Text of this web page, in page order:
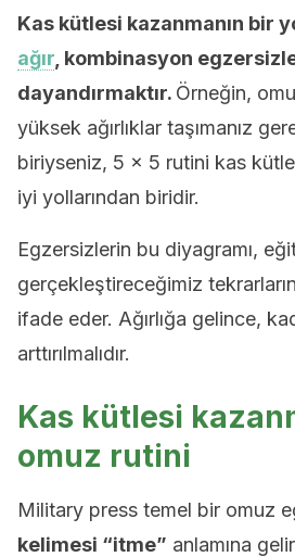
Kas kütlesi kazanmanın bir
ağır , kombinasyon
dayandırmaktır. Örneğin,
yüksek ağırlıklar taşımanız
biriyseniz, 5 x 5 rutini kas
iyi yollarından biridir.
Egzersizlerin bu diyagramı,
gerçekleştireceğimiz tekrarların
ifade eder. Ağırlığa gelince,
arttırılmalıdır.
Kas kütlesi
omuz rutini
Military press temel bir omuz
kelimesi “itme” anlamına